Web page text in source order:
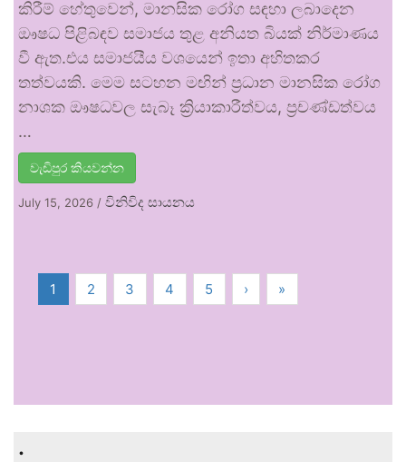
කිරීම් හේතුවෙන්, මානසික රෝග සඳහා ලබාදෙන
ඖෂධ පිළිබඳව සමාජය තුළ අනියත බියක් නිර්මාණය
වී ඇත.එය සමාජයීය වශයෙන් ඉතා අහිතකර
තත්වයකි. මෙම සටහන මඟින් ප්‍රධාන මානසික රෝග
නාශක ඖෂධවල සැබෑ ක්‍රියාකාරීත්වය, ප්‍රචණ්ඩත්වය
…
වැඩිපුර කියවන්න
July 15, 2026 / විනිවිද සායනය
1 2 3 4 5 › »
.